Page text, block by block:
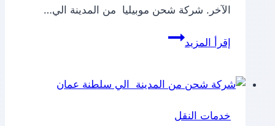
الآخر. شركة شحن موبيليا من المدينة الي…
إقرأ المزيدشركة
المدينة
مصر
خدمات النقل